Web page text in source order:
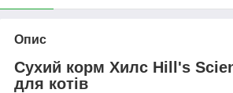
Опис
Сухий корм Хилс Hill's
для котів